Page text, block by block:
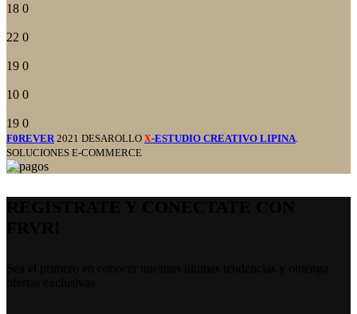
18 0
22 0
19 0
10 0
19 0
F0REVER 2021 DESAROLLO X-ESTUDIO CREATIVO LIPINA
SOLUCIONES E-COMMERCE